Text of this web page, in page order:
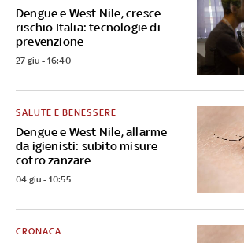
Dengue e West Nile, cresce
rischio Italia: tecnologie di
prevenzione
27 giu - 16:40
Dengue e West Nile, allarme
da igienisti: subito misure
cotro zanzare
SALUTE E BENESSERE
04 giu - 10:55
CRONACA